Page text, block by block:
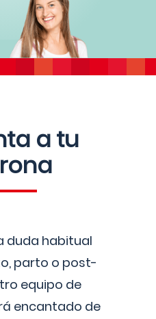
a tu
duda habitual
parto o post-
equipo de
encantado de